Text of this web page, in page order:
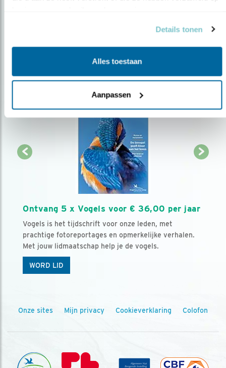
Details tonen
Alles toestaan
Aanpassen
Ontvang 5 x Vogels voor € 36,00 per jaar
Vogels is het tijdschrift voor onze leden, met
prachtige fotoreportages en opmerkelijke verhalen.
Met jouw lidmaatschap help je de vogels.
WORD LID
Onze sites Mijn privacy Cookieverklaring Colofon